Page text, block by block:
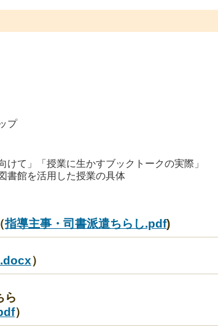
ップ
けて」「授業に生かすブックトークの実際」
書館を活用した授業の具体
指導主事・司書派遣ちらし.pdf)
）
ら
）